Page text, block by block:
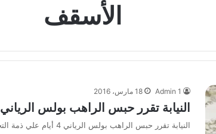
الأسقف
Admin 1 18 مارس، 2016
النيابة تقرر حبس الراهب بولس الرياني 4 أيام علي ذمة التحقيق في 9 اتهامات
النيابة تقرر حبس الراهب بولس الرياني 4 أيام علي ذمة التحقيق في 9 اتهامات قررت نيابة أبشواى بالفيوم، حبس الراهب بولس…